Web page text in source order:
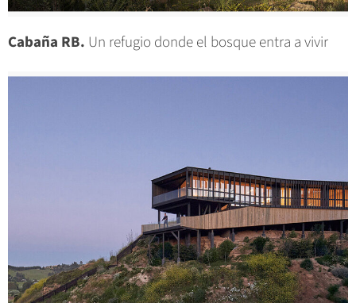
Cabaña RB. Un refugio donde el bosque entra a vivir